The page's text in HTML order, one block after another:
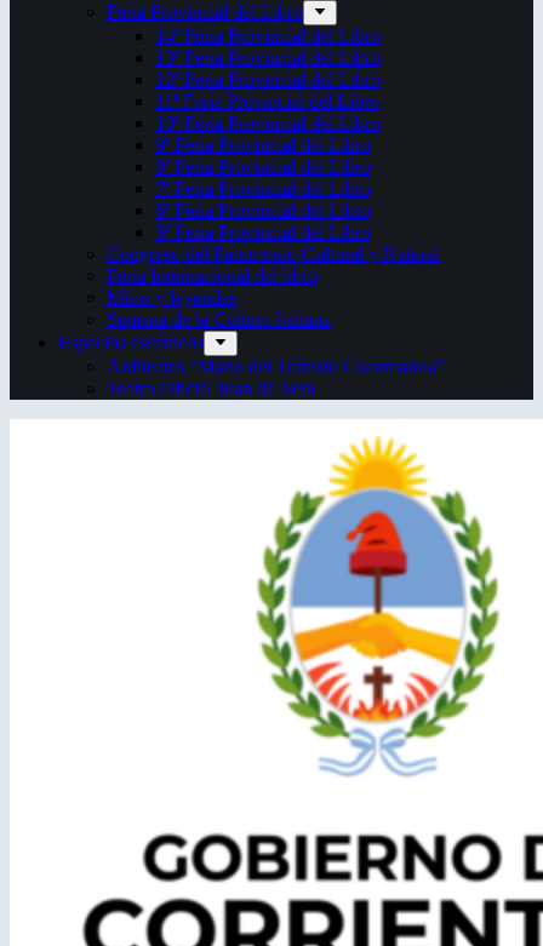
Feria Provincial del Libro
14ª Feria Provincial del Libro
13ª Feria Provincial del Libro
12ª Feria Provincial del Libro
11ª Feria Provincial del Libro
10ª Feria Provincial del Libro
9ª Feria Provincial del Libro
8ª Feria Provincial del Libro
7ª Feria Provincial del Libro
6ª Feria Provincial del Libro
5ª Feria Provincial del Libro
Congreso del Patrimonio Cultural y Natural
Feria Internacional del libro
Mitos y leyendas
Semana de la Cultura Italiana
Espacios escénicos
Anfiteatro “Mario del Tránsito Cocomarola”
Teatro Oficial Juan de Vera